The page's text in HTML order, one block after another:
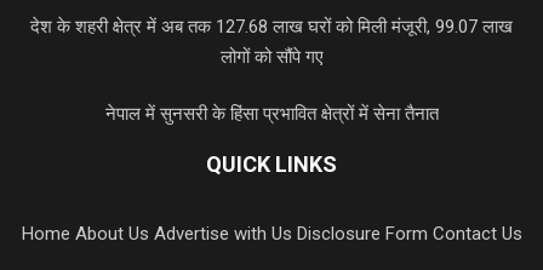
देश के शहरी क्षेत्र में अब तक 127.68 लाख घरों को मिली मंजूरी, 99.07 लाख
लोगों को सौंपे गए
नेपाल में सुनसरी के हिंसा प्रभावित क्षेत्रों में सेना तैनात
QUICK LINKS
Home About Us Advertise with Us Disclosure Form Contact Us